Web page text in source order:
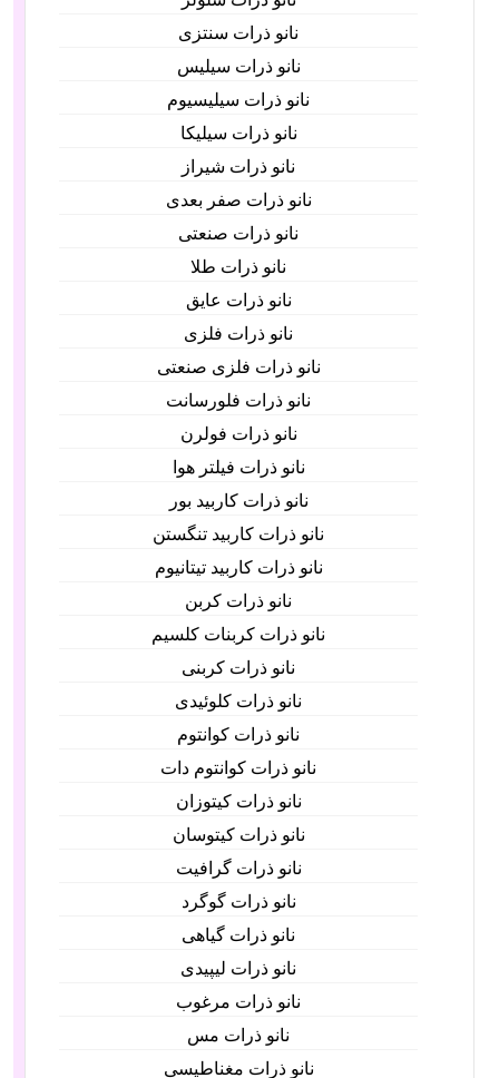
نانو ذرات سنتزی
نانو ذرات سیلیس
نانو ذرات سیلیسیوم
نانو ذرات سیلیکا
نانو ذرات شیراز
نانو ذرات صفر بعدی
نانو ذرات صنعتی
نانو ذرات طلا
نانو ذرات عایق
نانو ذرات فلزی
نانو ذرات فلزی صنعتی
نانو ذرات فلورسانت
نانو ذرات فولرن
نانو ذرات فیلتر هوا
نانو ذرات کاربید بور
نانو ذرات کاربید تنگستن
نانو ذرات کاربید تیتانیوم
نانو ذرات کربن
نانو ذرات کربنات کلسیم
نانو ذرات کربنی
نانو ذرات کلوئیدی
نانو ذرات کوانتوم
نانو ذرات کوانتوم دات
نانو ذرات کیتوزان
نانو ذرات کیتوسان
نانو ذرات گرافیت
نانو ذرات گوگرد
نانو ذرات گیاهی
نانو ذرات لیپیدی
نانو ذرات مرغوب
نانو ذرات مس
نانو ذرات مغناطیسی